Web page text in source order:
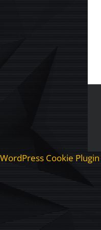
WordPress Cookie